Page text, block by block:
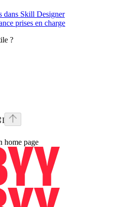
dans Skill Designer
prises en charge
?
I
home page